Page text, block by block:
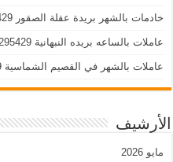
خادمات بالشهر بريدة عقلة الصقور 0547295429
عاملات بالساعه بريده النبهانية 0547295429
عاملات بالشهر في القصيم الشماسية 0547295429
الأرشيف
مايو 2026